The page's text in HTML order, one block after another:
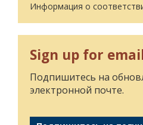
Информация о
Sign up for
Подпишитесь на
электронной почте.